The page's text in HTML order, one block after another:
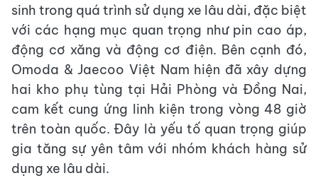
sinh trong quá trình sử dụng xe lâu dài, đặc biệt
với các hạng mục quan trọng như pin cao áp,
động cơ xăng và động cơ điện. Bên cạnh đó,
Omoda & Jaecoo Việt Nam hiện đã xây dựng
hai kho phụ tùng tại Hải Phòng và Đồng Nai,
cam kết cung ứng linh kiện trong vòng 48 giờ
trên toàn quốc. Đây là yếu tố quan trọng giúp
gia tăng sự yên tâm với nhóm khách hàng sử
dụng xe lâu dài.